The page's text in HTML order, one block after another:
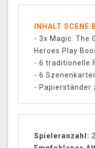
INHALT SCENE
- 3x Magic: The
Heroes Play
- 6 traditionelle
- 6
- Papierständer
Spieleranzahl: 2